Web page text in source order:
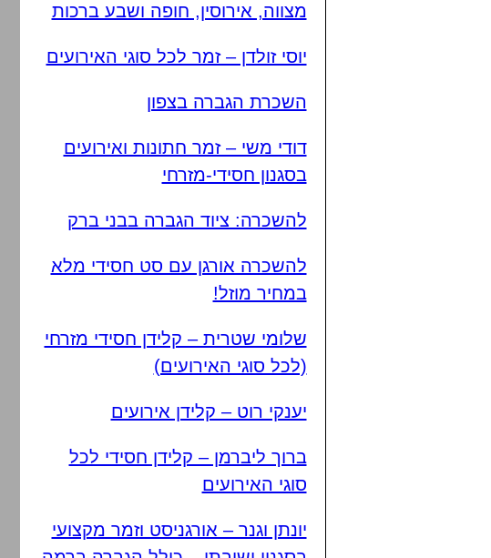
מצווה, אירוסין, חופה ושבע ברכות
יוסי זולדן – זמר לכל סוגי האירועים
השכרת הגברה בצפון
דודי משי – זמר חתונות ואירועים
בסגנון חסידי-מזרחי
להשכרה: ציוד הגברה בבני ברק
להשכרה אורגן עם סט חסידי מלא
במחיר מוזל!
שלומי שטרית – קלידן חסידי מזרחי
(לכל סוגי האירועים)
יענקי רוט – קלידן אירועים
ברוך ליברמן – קלידן חסידי לכל
סוגי האירועים
יונתן וגנר – אורגניסט וזמר מקצועי